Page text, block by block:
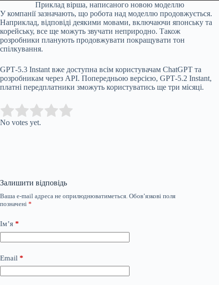
Приклад вірша, написаного новою моделлю
У компанії зазначають, що робота над моделлю продовжується.
Наприклад, відповіді деякими мовами, включаючи японську та
корейську, все ще можуть звучати неприродно. Також
розробники планують продовжувати покращувати тон
спілкування.
GPT‑5.3 Instant вже доступна всім користувачам ChatGPT та
розробникам через API. Попередньою версією, GPT‑5.2 Instant,
платні передплатники зможуть користуватись ще три місяці.
Rate this item:
No votes yet.
Залишити відповідь
Ваша e-mail адреса не оприлюднюватиметься. Обов’язкові поля
позначені *
Ім’я *
Email *